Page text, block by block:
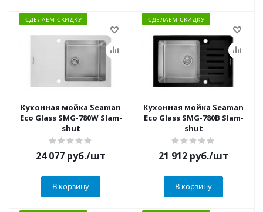
СДЕЛАЕМ СКИДКУ
Кухонная мойка Seaman
Eco Glass SMG-780W Slam-
shut
24 077 руб./шт
В корзину
СДЕЛАЕМ СКИДКУ
Кухонная мойка Seaman
Eco Glass SMG-780B Slam-
shut
21 912 руб./шт
В корзину